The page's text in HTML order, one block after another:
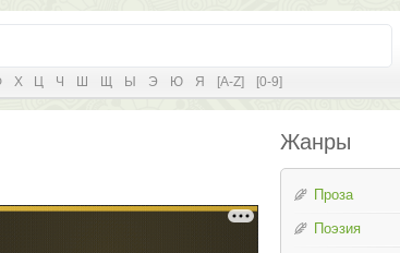
Х Ц Ч Ш Щ Ы Э Ю Я [A-Z] [0-9]
Жанры
Проза
Поэзия